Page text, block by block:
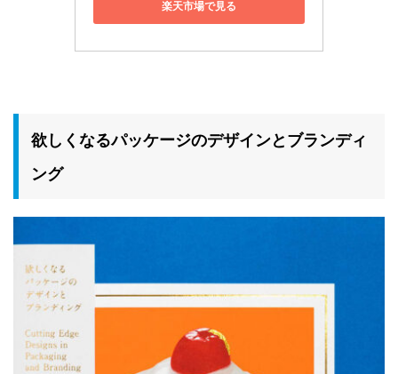
楽天市場で見る
欲しくなるパッケージのデザインとブランディ
ング